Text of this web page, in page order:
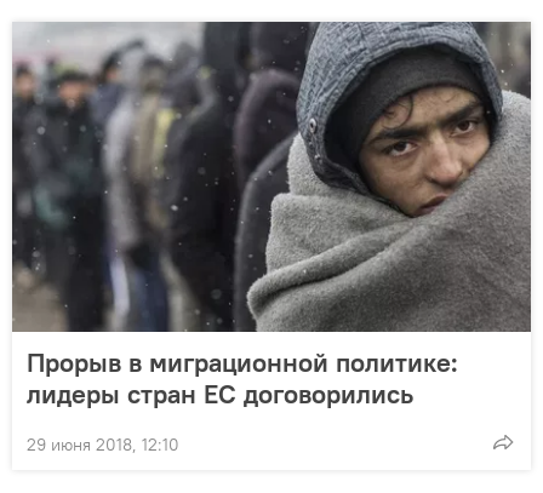
Прорыв в миграционной политике:
лидеры стран ЕС договорились
29 июня 2018, 12:10